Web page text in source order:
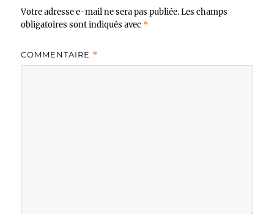
Votre adresse e-mail ne sera pas publiée. Les champs
obligatoires sont indiqués avec *
COMMENTAIRE *